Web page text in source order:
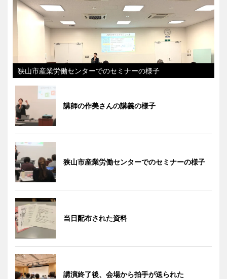
狭山市産業労働センターでのセミナーの様子
講師の作美さんの講義の様子
狭山市産業労働センターでのセミナーの様子
当日配布された資料
講演終了後、会場から拍手が送られた